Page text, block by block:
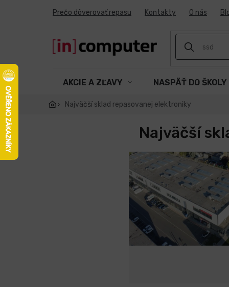
Prečo dôverovať repasu Kontakty O nás
AKCIE A ZĽAVY NASPÄŤ DO ŠKOLY
Najväčší sklad repasovanej elektroniky
Najväčší